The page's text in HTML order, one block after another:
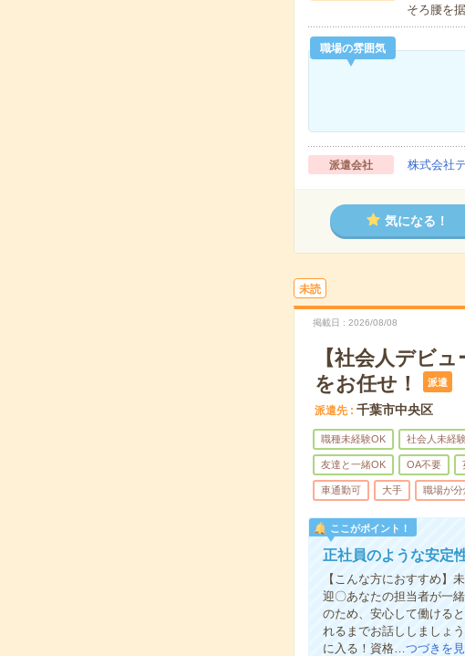
そろ腰を
職場の雰囲気
派遣会社 株式会社
気になる！
未読
掲載日 2026/08/08
【社会人デビ
をお任せ！
派遣
派遣先 千葉市中央区
職種未経験OK 社会人未経
友達と一緒OK OA不要
車通勤可 大手 職場が分
ここがポイント！
正社員のような安定
【こんな方におすすめ】
迎〇あなたの担当者が一
のため、安心して働ける
れるまでお話ししましょ
に入る！資格…つづきを